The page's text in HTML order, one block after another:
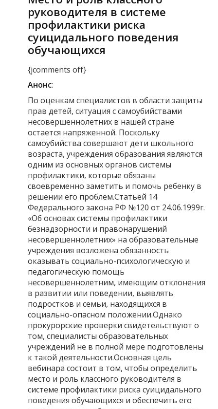
руководителя в системе
профилактики риска
суицидального поведения
обучающихся
{jcomments off}
Анонс:
По оценкам специалистов в области защиты
прав детей, ситуация с самоубийствами
несовершеннолетних в нашей стране
остается напряженной. Поскольку
самоубийства совершают дети школьного
возраста, учреждения образования являются
одним из основных органов системы
профилактики, которые обязаны
своевременно заметить и помочь ребенку в
решении его проблем.Статьей 14
Федерального закона РФ №120 от 24.06.1999г.
«Об основах системы профилактики
безнадзорности и правонарушений
несовершеннолетних» на образовательные
учреждения возложена обязанность
оказывать социально-психологическую и
педагогическую помощь
несовершеннолетним, имеющим отклонения
в развитии или поведении, выявлять
подростков и семьи, находящихся в
социально-опасном положении.Однако
прокурорские проверки свидетельствуют о
том, специалисты образовательных
учреждений не в полной мере подготовлены
к такой деятельности.Основная цель
вебинара состоит в том, чтобы определить
место и роль классного руководителя в
системе профилактики риска суицидального
поведения обучающихся и обеспечить его